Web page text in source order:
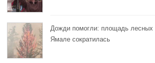
Дожди помогли: площадь лесных
Ямале сократилась